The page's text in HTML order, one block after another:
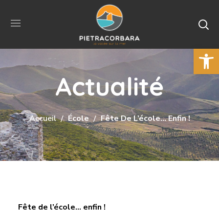
Ouvrir
Actualité
Accueil École Fête De L’école… Enfin !
Fête de l’école… enfin !